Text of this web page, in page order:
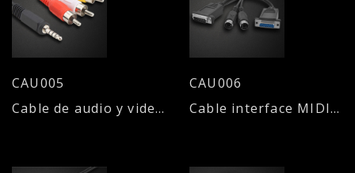
CAU005
Cable de audio y video 3.5 M a 3 RCA M
CAU006
Cable interface MIDI 2 x 15 M/H - 2 x 5M/M